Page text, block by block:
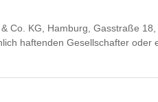
Co. KG, Hamburg, Gasstraße
haftenden Gesellschafter oder